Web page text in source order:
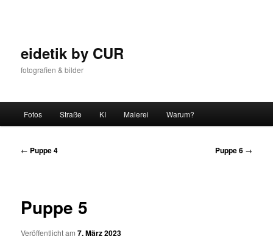
eidetik by CUR
fotografien & bilder
Fotos Straße KI Malerei Warum?
Beitrags-
← Puppe 4 Puppe 6 →
Puppe 5
Veröffentlicht am7. März 2023